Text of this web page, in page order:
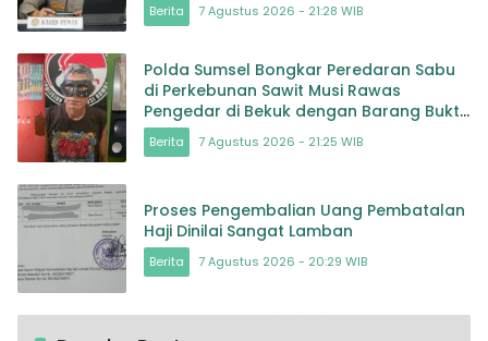
Berita 7 Agustus 2026 - 21:28 WIB
Polda Sumsel Bongkar Peredaran Sabu
di Perkebunan Sawit Musi Rawas
Pengedar di Bekuk dengan Barang Bukti
Sabu dan Timbangan
Berita 7 Agustus 2026 - 21:25 WIB
Proses Pengembalian Uang Pembatalan
Haji Dinilai Sangat Lamban
Berita 7 Agustus 2026 - 20:29 WIB